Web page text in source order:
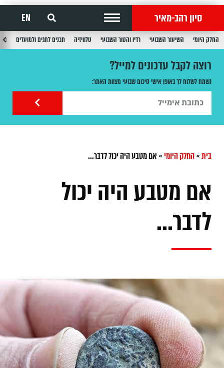
סיון רהב-מאיר EN
החלק היומי השיעור השבועי רדיו והטור השבועי טלוויזיה תכנים לחגים ולמועדים
רוצה לקבל עדכונים למייל?
נשמח לשלוח לך באופן אישי סיכום שבועי מצוות האתר:
בית»החלק היומי»אם מטבע היה יכול לדבר...
אם מטבע היה יכול
לדבר...